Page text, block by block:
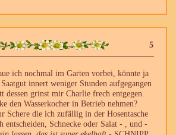
5
ich nochmal im Garten vorbei, könnte ja
innert weniger Stunden aufgegangen
dessen grinst mir Charlie frech entgegen.
den Wasserkocher in Betrieb nehmen?
Schere die ich zufällig in der Hosentasche
entscheiden, Schnecke oder Salat - , und -